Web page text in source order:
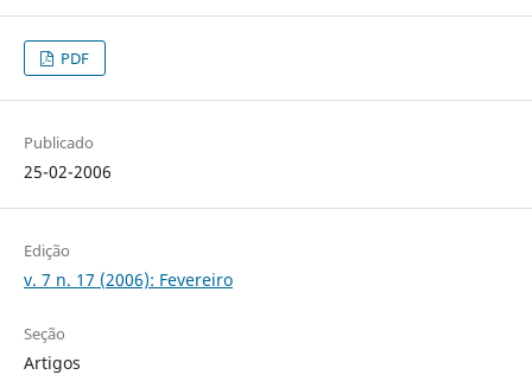
PDF
Publicado
25-02-2006
Edição
v. 7 n. 17 (2006): Fevereiro
Seção
Artigos